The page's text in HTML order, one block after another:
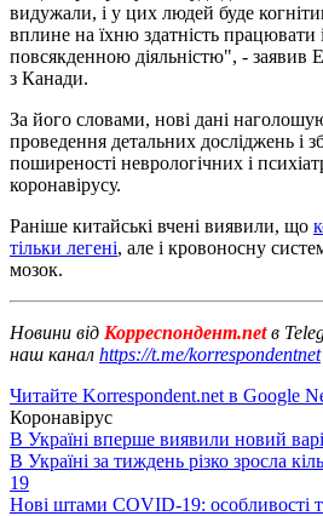
видужали, і у цих людей буде
вплине на їхню здатність працювати
повсякденною діяльністю", - заявив
з Канади.
За його словами, нові дані
проведення детальних досліджень і
поширеності неврологічних і
коронавірусу.
Раніше китайські вчені виявили, що
тільки легені, але і кровоносну
мозок.
Новини від Корреспондент.netв
наш канал https://t.me/korrespondentnet
Читайте Korrespondent.net в Google
Коронавірус
В Україні вперше виявили новий
В Україні за тиждень різко зросла
19
Нові штами COVID-19: особливості